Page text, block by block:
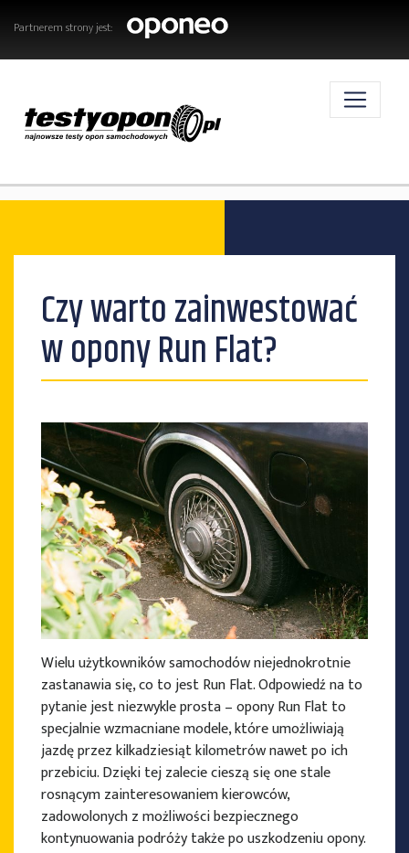
Partnerem strony jest:
AKTUALNOŚCI
OPONY
PRODUCENCI OPON
Czy warto zainwestować
w opony Run Flat?
Wielu użytkowników samochodów niejednokrotnie
zastanawia się, co to jest Run Flat. Odpowiedź na to
pytanie jest niezwykle prosta – opony Run Flat to
specjalnie wzmacniane modele, które umożliwiają
jazdę przez kilkadziesiąt kilometrów nawet po ich
przebiciu. Dzięki tej zalecie cieszą się one stale
rosnącym zainteresowaniem kierowców,
zadowolonych z możliwości bezpiecznego
kontynuowania podróży także po uszkodzeniu opony.